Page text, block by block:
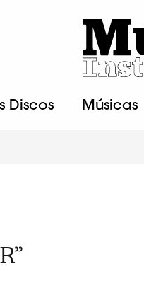
Discos Músicas